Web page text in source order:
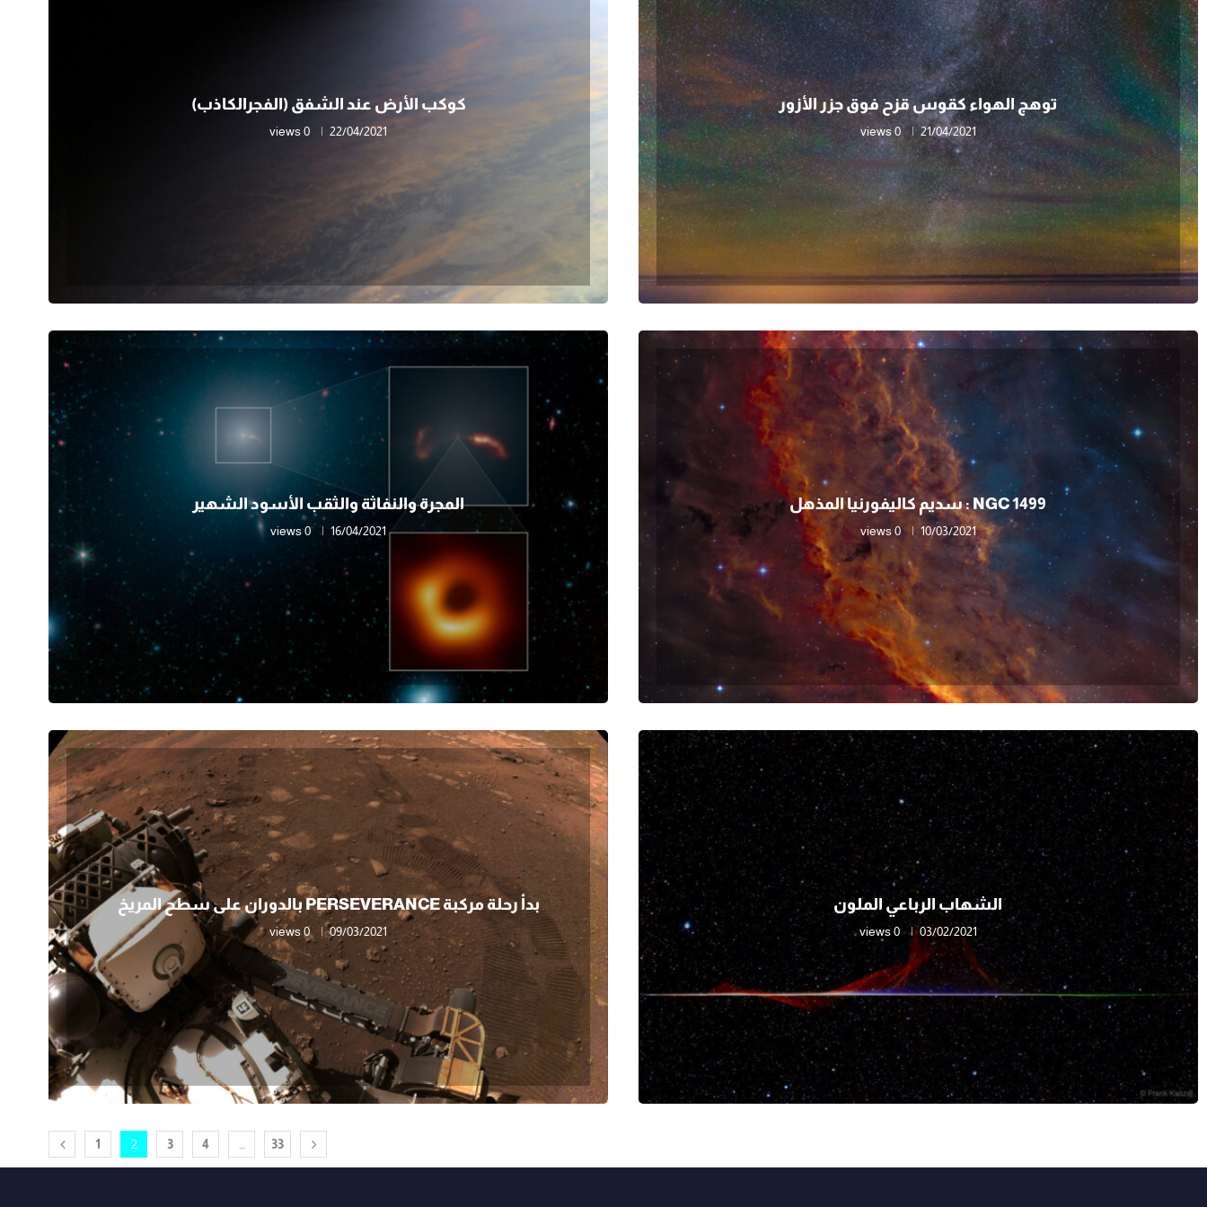
كوكب الأرض عند الشفق (الفجرالكاذب)
22/04/2021
0 views
توهج الهواء كقوس قزح فوق جزر الأزور
21/04/2021
0 views
المجرة والنفاثة والثقب الأسود الشهير
16/04/2021
0 views
NGC 1499 : سديم كاليفورنيا المذهل
10/03/2021
0 views
بدأ رحلة مركبة PERSEVERANCE بالدوران على سطح المريخ
09/03/2021
0 views
الشهاب الرباعي الملون
03/02/2021
0 views
1 2 3 4 33